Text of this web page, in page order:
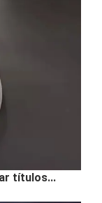
títulos...